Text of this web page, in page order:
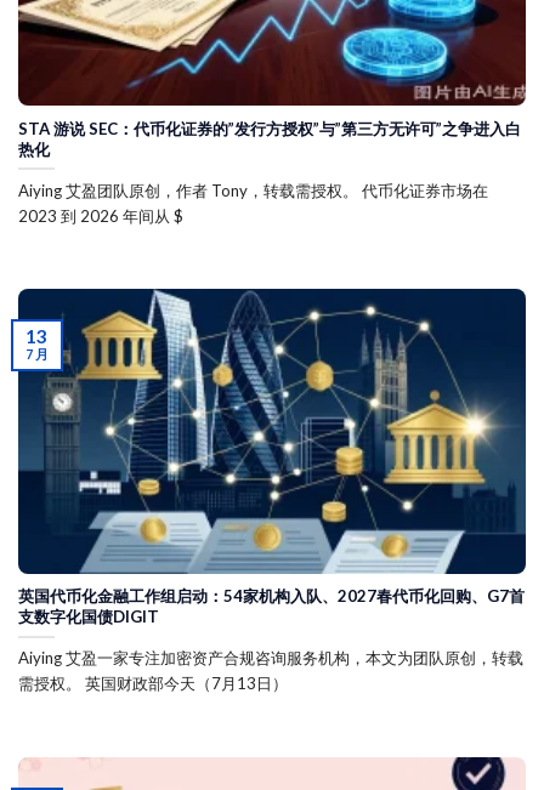
STA 游说 SEC：代币化证券的”发行方授权”与”第三方无许可”之争进入白
热化
Aiying 艾盈团队原创，作者 Tony，转载需授权。 代币化证券市场在
2023 到 2026 年间从 $
英国代币化金融工作组启动：54家机构入队、2027春代币化回购、G7首
支数字化国债DIGIT
Aiying 艾盈一家专注加密资产合规咨询服务机构，本文为团队原创，转载
需授权。 英国财政部今天（7月13日）
13
7 月